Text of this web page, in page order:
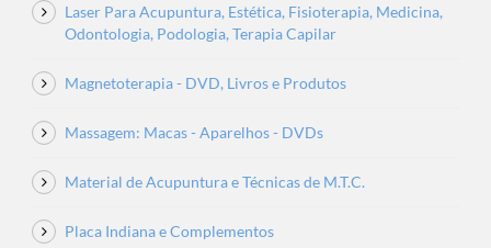
Laser Para Acupuntura, Estética, Fisioterapia, Medicina,
Odontologia, Podologia, Terapia Capilar
Magnetoterapia - DVD, Livros e Produtos
Massagem: Macas - Aparelhos - DVDs
Material de Acupuntura e Técnicas de M.T.C.
Placa Indiana e Complementos